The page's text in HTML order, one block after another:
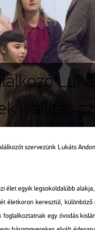
kiállítás
szer­ve­zünk Lu­káts
élet egyik leg­sok­ol­da­lúbb
élet­ko­ron ke­resz­tül,
egy óvo­dás